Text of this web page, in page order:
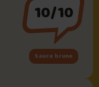
10/10
Sauce brune